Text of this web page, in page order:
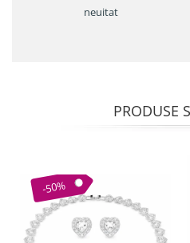
neuitat
PRODUSE
-50%